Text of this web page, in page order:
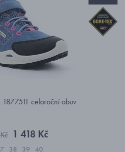
celoroční obuv
1 418 Kč
38 39 40